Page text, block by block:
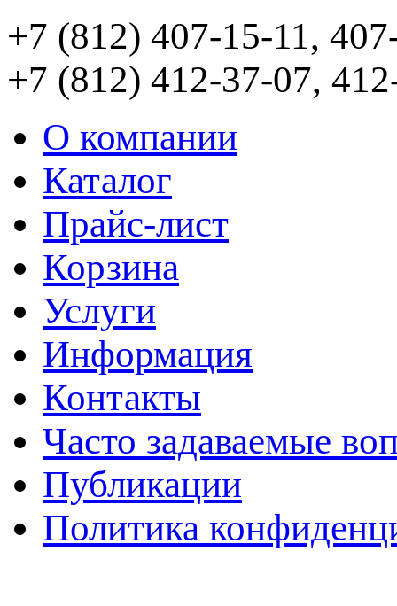
+7 (812) 407-15-11,
+7 (812) 412-37-07,
О компании
Каталог
Прайс-лист
Корзина
Услуги
Информация
Контакты
Часто задаваемые
Публикации
Политика